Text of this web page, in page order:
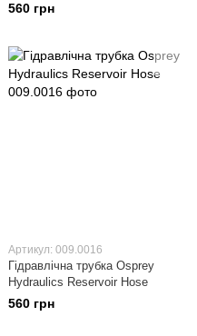
560 грн
Артикул: 009.0016
Гідравлічна трубка Osprey
Hydraulics Reservoir Hose
560 грн